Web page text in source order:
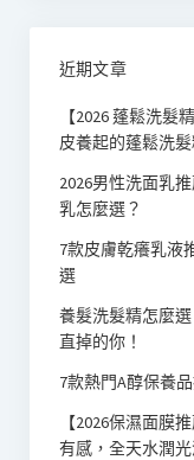
近期文章
【2026 蓬鬆洗
皮養起的蓬鬆洗
2026男性洗面乳
乳怎麼選？
7款皮膚乾癢乳液
選
養髮洗髮精怎麼
直掉的你！
7款熱門A醇保養
【2026保濕面膜
有感，全天水潤